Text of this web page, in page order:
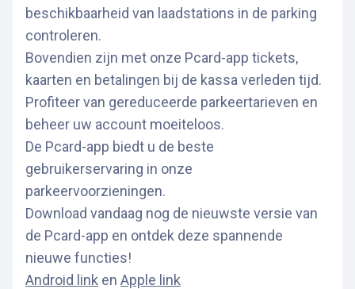
beschikbaarheid van laadstations in de parking
controleren.
Bovendien zijn met onze Pcard-app tickets,
kaarten en betalingen bij de kassa verleden tijd.
Profiteer van gereduceerde parkeertarieven en
beheer uw account moeiteloos.
De Pcard-app biedt u de beste
gebruikerservaring in onze
parkeervoorzieningen.
Download vandaag nog de nieuwste versie van
de Pcard-app en ontdek deze spannende
nieuwe functies!
Android link en Apple link